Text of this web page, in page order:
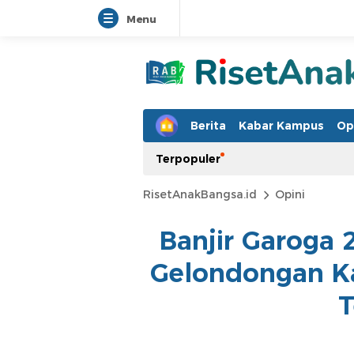
Menu
Berita Kabar Kampus
Terpopuler
RisetAnakBangsa.id Opini
Banjir Garoga
Gelondongan